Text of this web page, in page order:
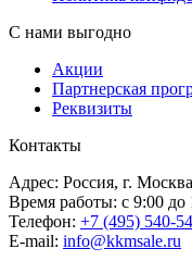
С нами выгодно
Акции
Партнерская
Реквизиты
Контакты
Адрес: Россия, г.
Время работы: с 9:00 до
Телефон: +7 (495) 540-
E-mail: info@kkmsale.ru